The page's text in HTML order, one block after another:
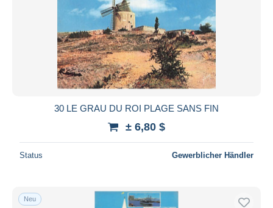
30 LE GRAU DU ROI PLAGE SANS FIN
± 6,80 $
Status Gewerblicher Händler
Neu